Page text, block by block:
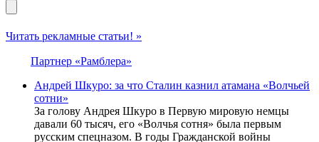
Читать рекламные статьи! »
Партнер «Рамблера»
Андрей Шкуро: за что Сталин казнил атамана «Волчьей
сотни»
За голову Андрея Шкуро в Первую мировую немцы
давали 60 тысяч, его «Волчья сотня» была первым
русским спецназом. В годы Гражданской войны